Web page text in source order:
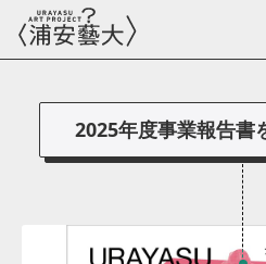
2025年度事業報告書